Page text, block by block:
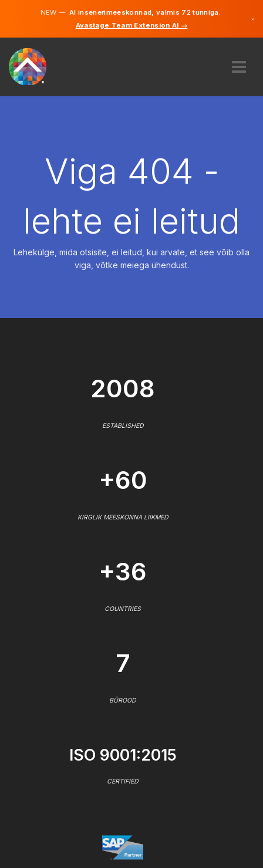
NEW —AI insenerimeeskonnad, valmis 72 tunniga.
Avastage Team Extension AI →
×
PALKAMAViga 404 -
lehte ei leitud
Lehekülge, mida otsisite, ei leitud, kui arvate, et see võib olla
viga, võtke meiega ühendust.
2008
ESTABLISHED
+60
KIRGLIK MEESKONNA LIIKMED
+36
COUNTRIES
7
BÜROOD
ISO 9001:2015
CERTIFIED